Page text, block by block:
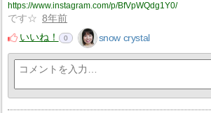
https://www.instagram.com/p/BfVpWQdg1Y0/
です☆ 8年前
いいね！
0 snow crystal